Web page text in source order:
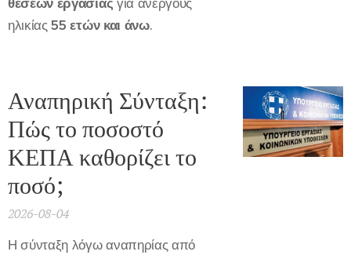
ηλικίας55 ετών και άνω.
Αναπηρική Σύνταξη:
Πώς το ποσοστό
ΚΕΠΑ καθορίζει το
ποσό;
2026-08-04
Η σύνταξη λόγω αναπηρίας από